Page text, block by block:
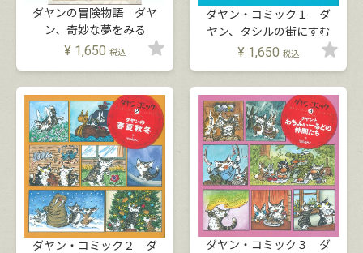
ダヤンの冒険物語 ダヤ
ン、奇妙な夢をみる
¥ 1,650 税込
ダヤン・コミック１ ダ
ヤン、タシルの街にすむ
¥ 1,650 税込
ダヤン・コミック２ ダ
ダヤン・コミック３ ダ